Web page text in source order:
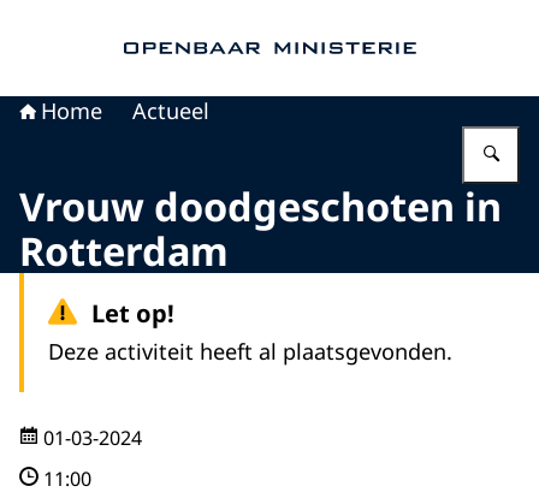
Home Actueel
Vrouw doodgeschoten in
Rotterdam
Let op!
Deze activiteit heeft al plaatsgevonden.
01-03-2024
11:00